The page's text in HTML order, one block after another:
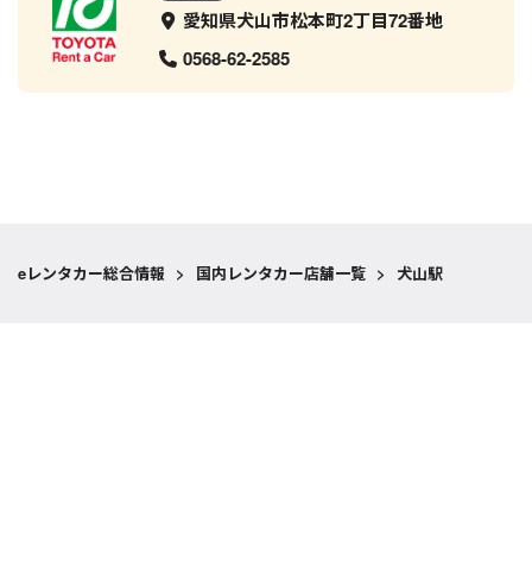
愛知県犬山市松本町2丁目72番地
0568-62-2585
eレンタカー総合情報 > 国内レンタカー店舗一覧 > 犬山駅